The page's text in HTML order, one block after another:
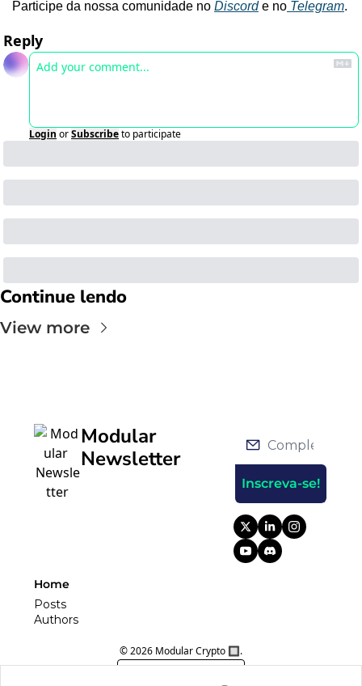
Participe da nossa comunidade no Discord e no Telegram.
Reply
Login orSubscribeto participate
Continue lendo
View more
Modular
Newsletter
Inscreva-se!
Home
Posts
Authors
© 2026 Modular Crypto 🔲.